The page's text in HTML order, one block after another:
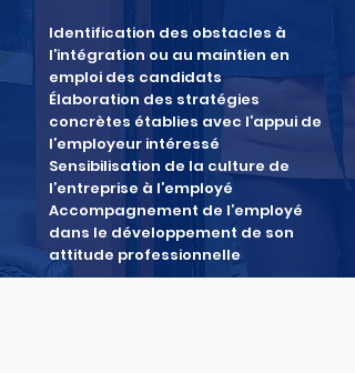
Identification des obstacles à
l’intégration ou au maintien en
emploi des candidats
Élaboration des stratégies
concrètes établies avec l’appui de
l’employeur intéressé
Sensibilisation de la culture de
l’entreprise à l’employé
Accompagnement de l’employé
dans le développement de son
attitude professionnelle